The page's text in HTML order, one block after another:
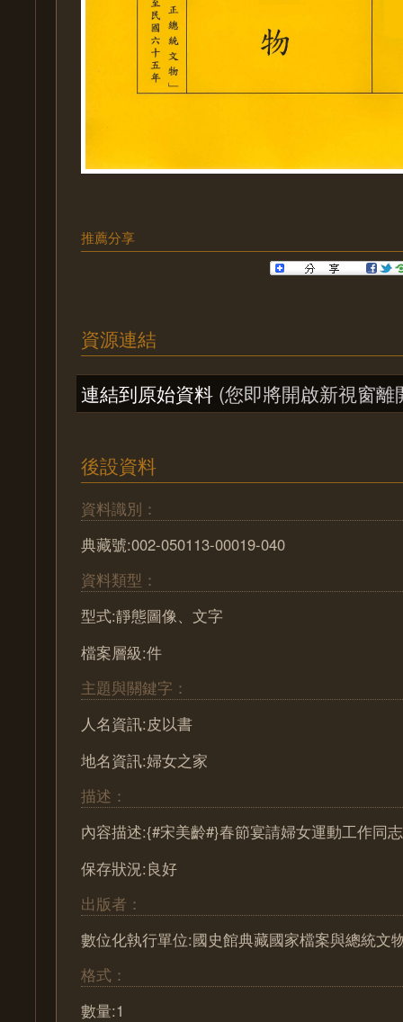
推薦分享
資源連結
連結到原始資料 (您即將開啟新視窗離
後設資料
資料識別：
典藏號:002-050113-00019-040
資料類型：
型式:靜態圖像、文字
檔案層級:件
主題與關鍵字：
人名資訊:皮以書
地名資訊:婦女之家
描述：
內容描述:{#宋美齡#}春節宴請婦女運動工作同志
保存狀況:良好
出版者：
數位化執行單位:國史館典藏國家檔案與總統文
格式：
數量:1